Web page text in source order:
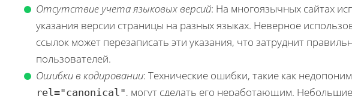
Отсутствие учета языковых версий: На многоязычных сайтах
указания версии страницы на разных языках. Неверное
ссылок может перезаписать эти указания, что затруднит
пользователей.
Ошибки в кодировании: Технические ошибки, такие как
rel="canonical", могут сделать его неработающим.